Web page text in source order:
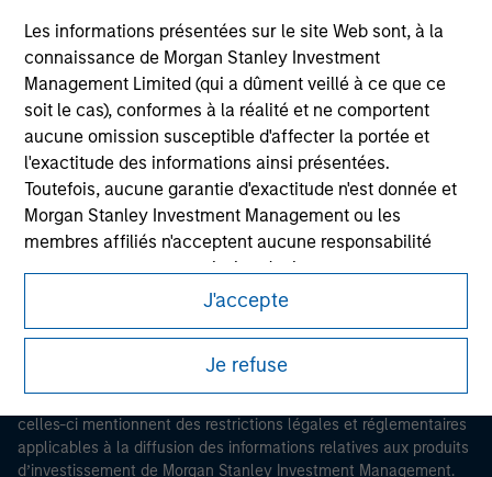
Les informations présentées sur le site Web sont, à la
connaissance de Morgan Stanley Investment
Management Limited (qui a dûment veillé à ce que ce
soit le cas), conformes à la réalité et ne comportent
aucune omission susceptible d'affecter la portée et
l'exactitude des informations ainsi présentées.
Toutefois, aucune garantie d'exactitude n'est donnée et
Morgan Stanley Investment Management ou les
membres affiliés n'acceptent aucune responsabilité
pour toute erreur ou omission de tiers.
Les professionnels du secteur financier sont contraints
de respecter certaines obligations destinées à
empêcher l’utilisation de fonds d’investissement à des
fins de blanchiment d’argent. Par conséquent, une
procédure d’identification des souscripteurs est
imposée. Morgan Stanley Investment Management
Limited peut procéder à des vérifications et d’autres
J'accepte
Je refuse
Morgan Stanley
Morgan Stanley Careers
Ce document est une communication promotionnelle.
celles-ci mentionnent des restrictions légales et réglementaires
applicables à la diffusion des informations relatives aux produits
d’investissement de Morgan Stanley Investment Management.